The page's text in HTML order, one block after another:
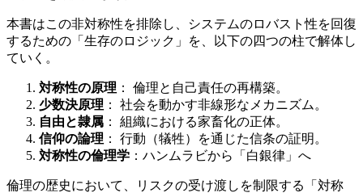
本書はこの非対称性を排除し、システムのロバスト性を回復
するための「生存のロジック」を、以下の四つの柱で解体し
ていく。
対称性の原理 ： 倫理と自己責任の再構築。
少数決原理 ： 社会を動かす非線形なメカニズム。
自由と隷属 ： 組織における家畜化の正体。
信仰の論理 ： 行動（犠牲）を通じた信条の証明。
対称性の倫理学 ：ハンムラビから「白銀律」へ
倫理の歴史において、リスクの受け渡しを制限する「対称